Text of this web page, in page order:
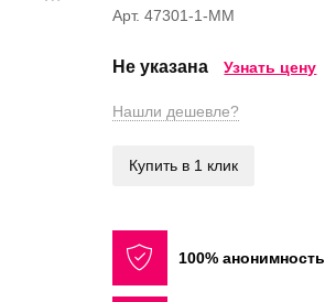
Арт. 47301-1-MM
Не указана Узнать цену
Нашли дешевле?
Купить в 1 клик
100% анонимность